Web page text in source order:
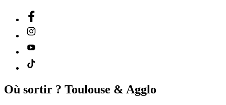
Où sortir ? Toulouse & Agglo